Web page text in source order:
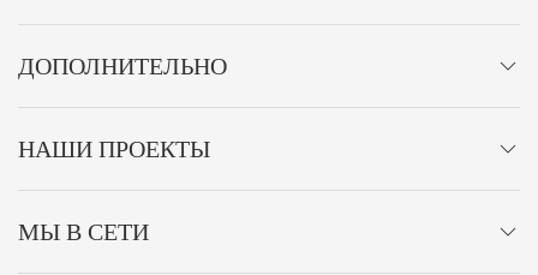
ДОПОЛНИТЕЛЬНО
НАШИ ПРОЕКТЫ
МЫ В СЕТИ